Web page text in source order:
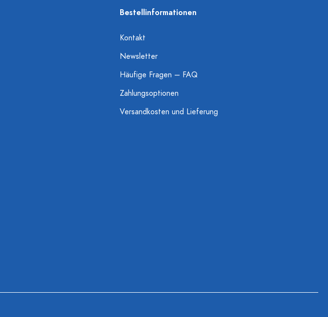
Bestellinformationen
Kontakt
Newsletter
Häufige Fragen – FAQ
Zahlungsoptionen
Versandkosten und Lieferung